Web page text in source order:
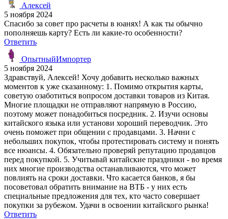
Алексей
5 ноября 2024
Спасибо за совет про расчеты в юанях! А как ты обычно
пополняешь карту? Есть ли какие-то особенности?
Ответить
ОпытныйИмпортер
5 ноября 2024
Здравствуй, Алексей! Хочу добавить несколько важных
моментов к уже сказанному: 1. Помимо открытия карты,
советую озаботиться вопросом доставки товаров из Китая.
Многие площадки не отправляют напрямую в Россию,
поэтому может понадобиться посредник. 2. Изучи основы
китайского языка или установи хороший переводчик. Это
очень поможет при общении с продавцами. 3. Начни с
небольших покупок, чтобы протестировать систему и понять
все нюансы. 4. Обязательно проверяй репутацию продавцов
перед покупкой. 5. Учитывай китайские праздники - во время
них многие производства останавливаются, что может
повлиять на сроки доставки. Что касается банков, я бы
посоветовал обратить внимание на ВТБ - у них есть
специальные предложения для тех, кто часто совершает
покупки за рубежом. Удачи в освоении китайского рынка!
Ответить